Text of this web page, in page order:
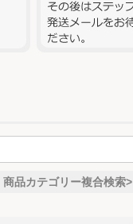
商品カテゴリー複合検索>